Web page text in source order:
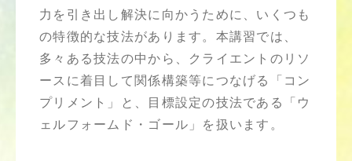
力を引き出し解決に向かうために、いくつも
の特徴的な技法があります。本講習では、
多々ある技法の中から、クライエントのリソ
ースに着目して関係構築等につなげる「コン
プリメント」と、目標設定の技法である「ウ
ェルフォームド・ゴール」を扱います。